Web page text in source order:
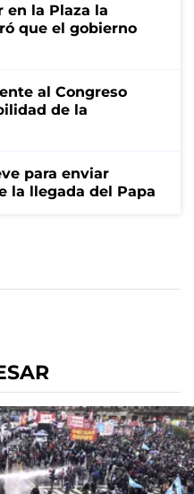
en la Plaza la
que el gobierno
al Congreso
de la
para enviar
la llegada del Papa